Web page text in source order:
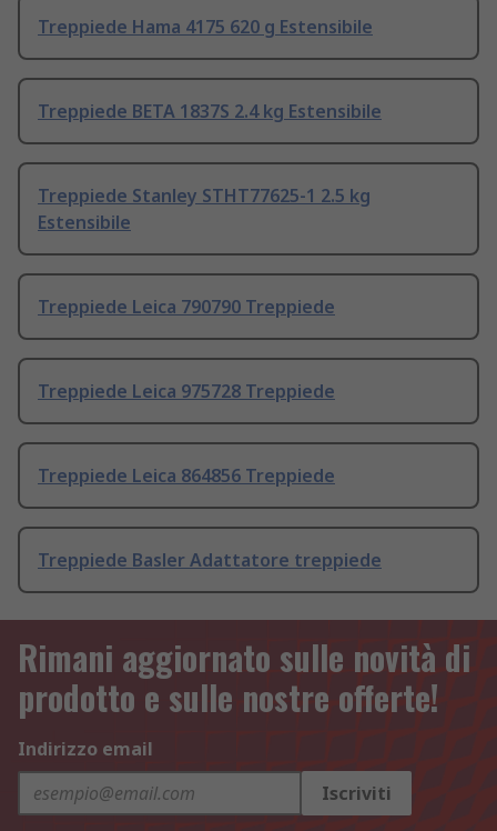
Treppiede Hama 4175 620 g Estensibile
Treppiede BETA 1837S 2.4 kg Estensibile
Treppiede Stanley STHT77625-1 2.5 kg
Estensibile
Treppiede Leica 790790 Treppiede
Treppiede Leica 975728 Treppiede
Treppiede Leica 864856 Treppiede
Treppiede Basler Adattatore treppiede
Rimani aggiornato sulle novità di
prodotto e sulle nostre offerte!
Indirizzo email
Iscriviti